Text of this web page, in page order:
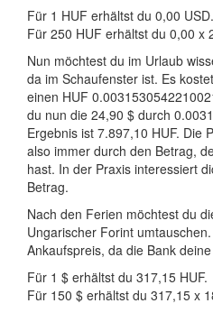
Für 1 HUF erhältst du 0,00 USD.
Für 250 HUF erhältst du 0,00 x
Nun möchtest du im Urlaub
da im Schaufenster ist. Es
einen HUF
du nun die 24,90 $ durch
Ergebnis ist 7.897,10 HUF. Die
also immer durch den Betrag,
hast. In der Praxis interessiert
Betrag.
Nach den Ferien möchtest du
Ungarischer Forint
Ankaufspreis, da die Bank
Für 1 $ erhältst du 317,15 HUF.
Für 150 $ erhältst du 317,15 x